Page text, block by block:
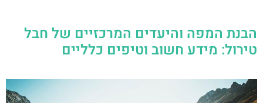
הבנת המפה והיעדים המרכזיים של חבל
טירול: מידע חשוב וטיפים כלליים